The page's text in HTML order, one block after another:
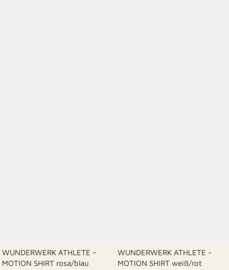
WUNDERWERK ATHLETE -
MOTION SHIRT rosa/blau
WUNDERWERK ATHLETE -
MOTION SHIRT weiß/rot